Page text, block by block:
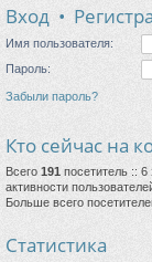
Вход •
Имя пользователя:
Пароль:
Забыли пароль?
Кто сейчас на
Всего 191 посетитель ::
активности
Больше всего
Статистика